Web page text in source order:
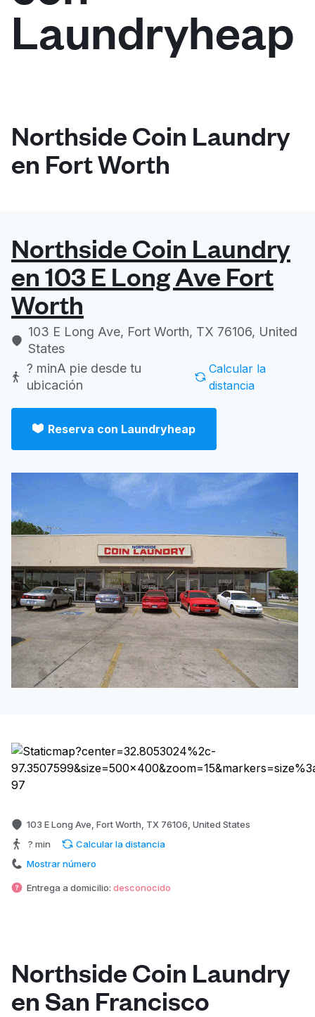
Iniciar sesión
United States
Laundryheap
Northside Coin Laundry
en Fort Worth
Northside Coin Laundry
en 103 E Long Ave Fort
Worth
103 E Long Ave, Fort Worth, TX 76106, United
States
? minA pie desde tu
ubicación
Calcular la
distancia
Reserva con Laundryheap
103 E Long Ave, Fort Worth, TX 76106, United States
? min
Calcular la distancia
Mostrar número
Entrega a domicilio: desconocido
Northside Coin Laundry
en San Francisco